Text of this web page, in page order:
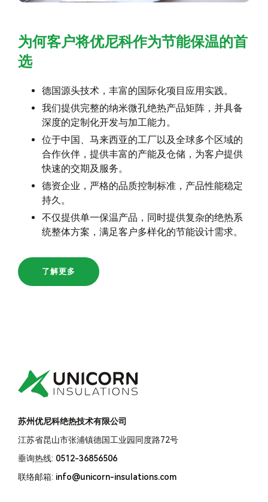
为何客户将优尼科作为节能保温的首
选
德国源头技术，丰富的国际化项目应用实践。
我们提供完整的纳米微孔绝热产品矩阵，并具备
深度的定制化开发与加工能力。
位于中国、马来西亚的工厂以及全球多个区域的
合作伙伴，提供丰富的产能及仓储，为客户提供
快速的交期及服务。
德资企业，严格的品质控制标准，产品性能稳定
持久。
不仅提供单一保温产品，同时提供复杂的绝热系
统整体方案，满足客户多样化的节能设计需求。
了解更多
苏州优尼科绝热技术有限公司
江苏省昆山市张浦镇德国工业园同度路72号
垂询热线: 0512-36856506
联络邮箱: info@unicorn-insulations.com